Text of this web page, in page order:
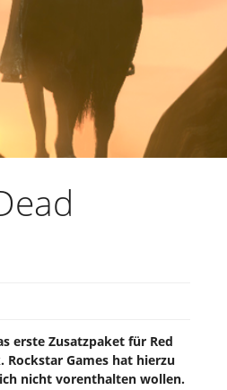
erste Zusatzpaket für Red
Games hat hierzu
nicht vorenthalten wollen.